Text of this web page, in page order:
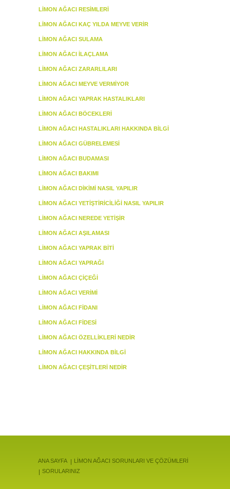
LIMON AĞACI RESIMLERI
LIMON AĞACI KAÇ YILDA MEYVE VERIR
LIMON AĞACI SULAMA
LIMON AĞACI İLAÇLAMA
LIMON AĞACI ZARARLILARI
LIMON AĞACI MEYVE VERMIYOR
LIMON AĞACI YAPRAK HASTALIKLARI
LIMON AĞACI BÖCEKLERI
LIMON AĞACI HASTALIKLARI HAKKINDA BILGI
LIMON AĞACI GÜBRELEMESI
LIMON AĞACI BUDAMASI
LIMON AĞACI BAKIMI
LIMON AĞACI DIKIMI NASIL YAPILIR
LIMON AĞACI YETIŞTIRICILIĞI NASIL YAPILIR
LIMON AĞACI NEREDE YETIŞIR
LIMON AĞACI AŞILAMASI
LIMON AĞACI YAPRAK BITI
LIMON AĞACI YAPRAĞI
LIMON AĞACI ÇIÇEĞI
LIMON AĞACI VERIMI
LIMON AĞACI FIDANI
LIMON AĞACI FIDESI
LIMON AĞACI ÖZELLIKLERI NEDIR
LIMON AĞACI HAKKINDA BILGI
LIMON AĞACI ÇEŞITLERI NEDIR
ANA SAYFA
LİMON AĞACI SORUNLARI VE ÇÖZÜMLERİ
SORULARINIZ